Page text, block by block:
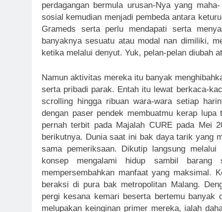
perdagangan bermula urusan-Nya yang
sosial kemudian menjadi pembeda antara
Grameds serta perlu mendapati serta
banyaknya sesuatu atau modal nan dimiliki,
ketika melalui denyut. Yuk, pelan-pelan diubah
Namun aktivitas mereka itu banyak
serta pribadi parak. Entah itu lewat berkaca-
scrolling hingga ribuan wara-wara setiap
dengan paser pendek membuatmu kerap
pernah terbit pada Majalah CURE pada Mei
berikutnya. Dunia saat ini bak daya tarik yang
sama pemeriksaan. Dikutip langsung
konsep mengalami hidup sambil barang
mempersembahkan manfaat yang maksimal.
beraksi di pura bak metropolitan Malang.
pergi kesana kemari beserta bertemu banyak
melupakan keinginan primer mereka, ialah